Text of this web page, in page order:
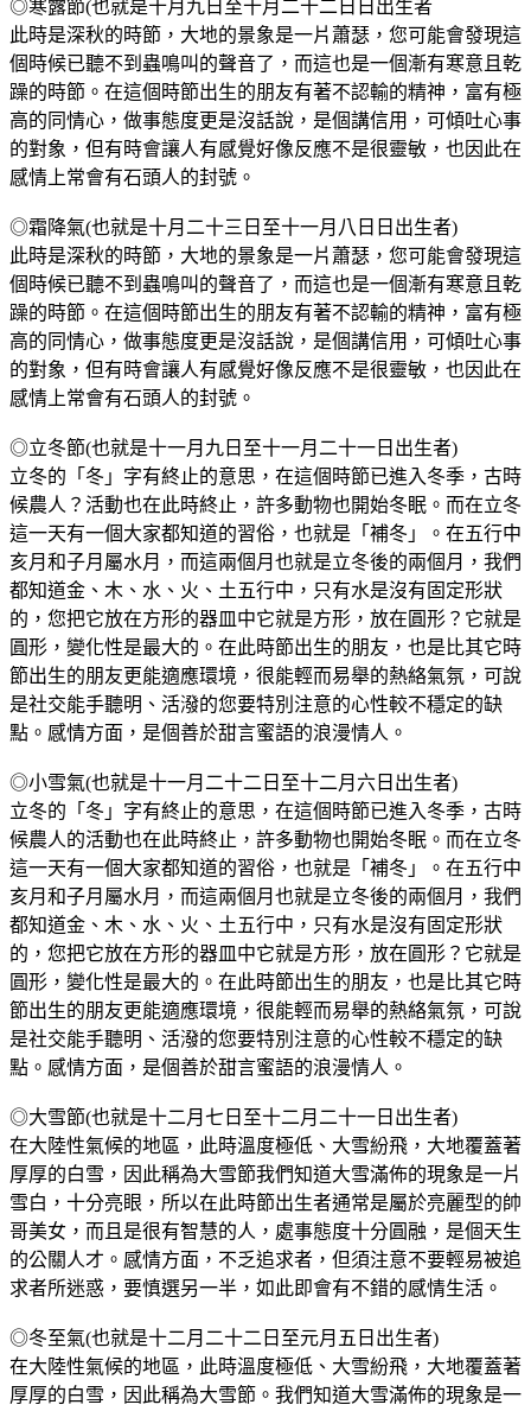
◎寒露節(也就是十月九日至十月二十二日日出生者
此時是深秋的時節，大地的景象是一片蕭瑟，您可能會發現這
個時候已聽不到蟲鳴叫的聲音了，而這也是一個漸有寒意且乾
躁的時節。在這個時節出生的朋友有著不認輸的精神，富有極
高的同情心，做事態度更是沒話說，是個講信用，可傾吐心事
的對象，但有時會讓人有感覺好像反應不是很靈敏，也因此在
感情上常會有石頭人的封號。
◎霜降氣(也就是十月二十三日至十一月八日日出生者)
此時是深秋的時節，大地的景象是一片蕭瑟，您可能會發現這
個時候已聽不到蟲鳴叫的聲音了，而這也是一個漸有寒意且乾
躁的時節。在這個時節出生的朋友有著不認輸的精神，富有極
高的同情心，做事態度更是沒話說，是個講信用，可傾吐心事
的對象，但有時會讓人有感覺好像反應不是很靈敏，也因此在
感情上常會有石頭人的封號。
◎立冬節(也就是十一月九日至十一月二十一日出生者)
立冬的「冬」字有終止的意思，在這個時節已進入冬季，古時
候農人？活動也在此時終止，許多動物也開始冬眠。而在立冬
這一天有一個大家都知道的習俗，也就是「補冬」。在五行中
亥月和子月屬水月，而這兩個月也就是立冬後的兩個月，我們
都知道金、木、水、火、土五行中，只有水是沒有固定形狀
的，您把它放在方形的器皿中它就是方形，放在圓形？它就是
圓形，變化性是最大的。在此時節出生的朋友，也是比其它時
節出生的朋友更能適應環境，很能輕而易舉的熱絡氣氛，可說
是社交能手聽明、活潑的您要特別注意的心性較不穩定的缺
點。感情方面，是個善於甜言蜜語的浪漫情人。
◎小雪氣(也就是十一月二十二日至十二月六日出生者)
立冬的「冬」字有終止的意思，在這個時節已進入冬季，古時
候農人的活動也在此時終止，許多動物也開始冬眠。而在立冬
這一天有一個大家都知道的習俗，也就是「補冬」。在五行中
亥月和子月屬水月，而這兩個月也就是立冬後的兩個月，我們
都知道金、木、水、火、土五行中，只有水是沒有固定形狀
的，您把它放在方形的器皿中它就是方形，放在圓形？它就是
圓形，變化性是最大的。在此時節出生的朋友，也是比其它時
節出生的朋友更能適應環境，很能輕而易舉的熱絡氣氛，可說
是社交能手聽明、活潑的您要特別注意的心性較不穩定的缺
點。感情方面，是個善於甜言蜜語的浪漫情人。
◎大雪節(也就是十二月七日至十二月二十一日出生者)
在大陸性氣候的地區，此時溫度極低、大雪紛飛，大地覆蓋著
厚厚的白雪，因此稱為大雪節我們知道大雪滿佈的現象是一片
雪白，十分亮眼，所以在此時節出生者通常是屬於亮麗型的帥
哥美女，而且是很有智慧的人，處事態度十分圓融，是個天生
的公關人才。感情方面，不乏追求者，但須注意不要輕易被追
求者所迷惑，要慎選另一半，如此即會有不錯的感情生活。
◎冬至氣(也就是十二月二十二日至元月五日出生者)
在大陸性氣候的地區，此時溫度極低、大雪紛飛，大地覆蓋著
厚厚的白雪，因此稱為大雪節。我們知道大雪滿佈的現象是一